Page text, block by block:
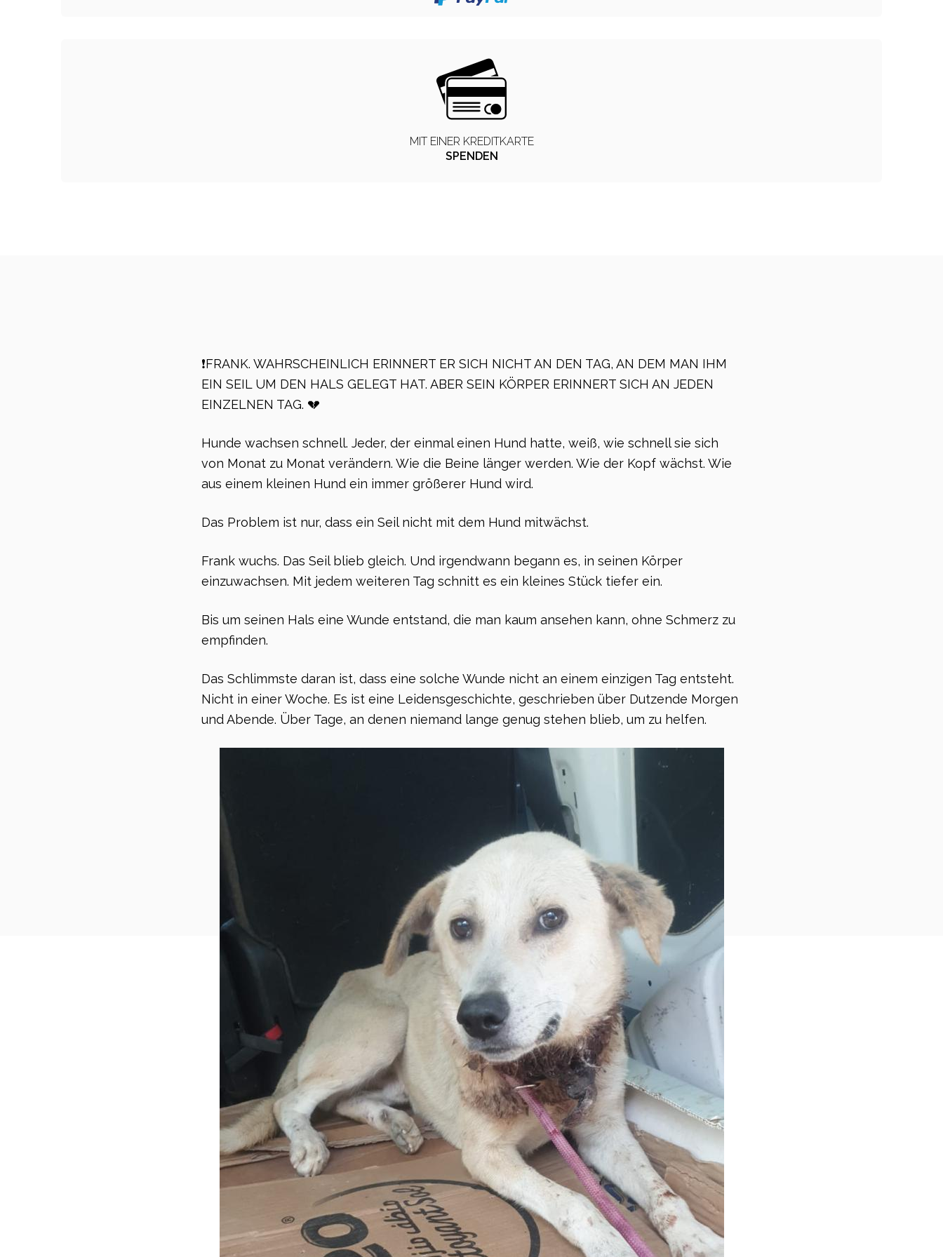
MIT EINER KREDITKARTE
SPENDEN
❗️FRANK. WAHRSCHEINLICH ERINNERT ER SICH NICHT AN DEN TAG, AN DEM MAN IHM
EIN SEIL UM DEN HALS GELEGT HAT. ABER SEIN KÖRPER ERINNERT SICH AN JEDEN
EINZELNEN TAG. 💔
Hunde wachsen schnell. Jeder, der einmal einen Hund hatte, weiß, wie schnell sie sich
von Monat zu Monat verändern. Wie die Beine länger werden. Wie der Kopf wächst. Wie
aus einem kleinen Hund ein immer größerer Hund wird.
Das Problem ist nur, dass ein Seil nicht mit dem Hund mitwächst.
Frank wuchs. Das Seil blieb gleich. Und irgendwann begann es, in seinen Körper
einzuwachsen. Mit jedem weiteren Tag schnitt es ein kleines Stück tiefer ein.
Bis um seinen Hals eine Wunde entstand, die man kaum ansehen kann, ohne Schmerz zu
empfinden.
Das Schlimmste daran ist, dass eine solche Wunde nicht an einem einzigen Tag entsteht.
Nicht in einer Woche. Es ist eine Leidensgeschichte, geschrieben über Dutzende Morgen
und Abende. Über Tage, an denen niemand lange genug stehen blieb, um zu helfen.